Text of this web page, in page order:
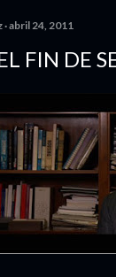
abril 24, 2011
FIN DE